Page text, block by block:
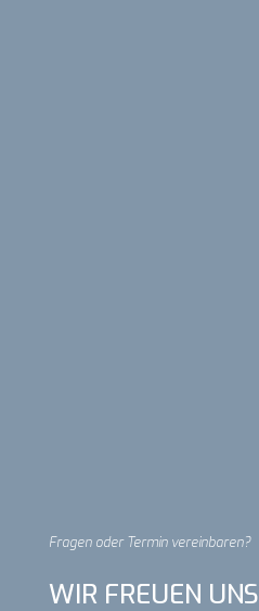
Fragen oder Termin vereinbaren?
WIR FREUEN UNS